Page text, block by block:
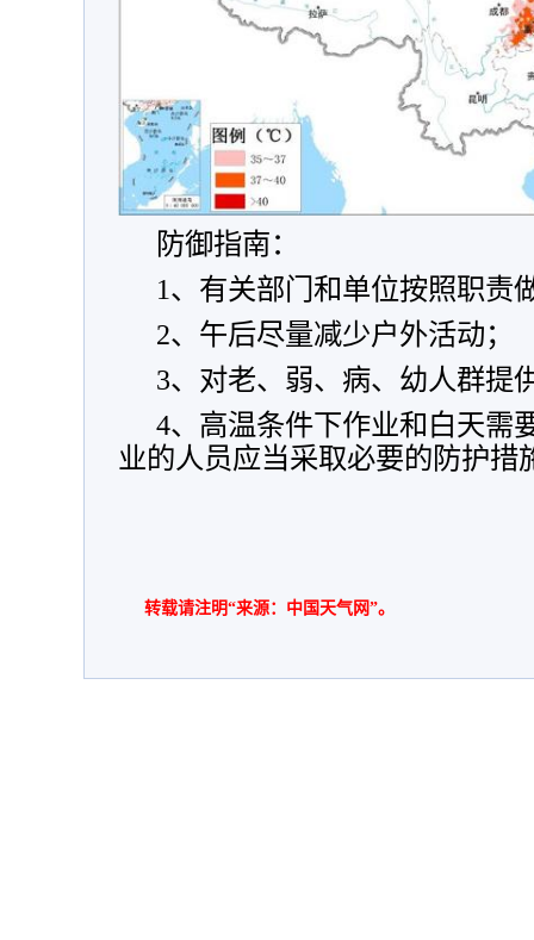
防御指南：
1、有关部门和单位按照职责
2、午后尽量减少户外活动；
3、对老、弱、病、幼人群提
4、高温条件下作业和白天需
业的人员应当采取必要的防护措
转载请注明“来源：中国天气网”。